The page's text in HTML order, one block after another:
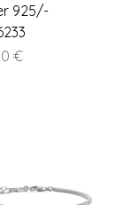
925/-
€